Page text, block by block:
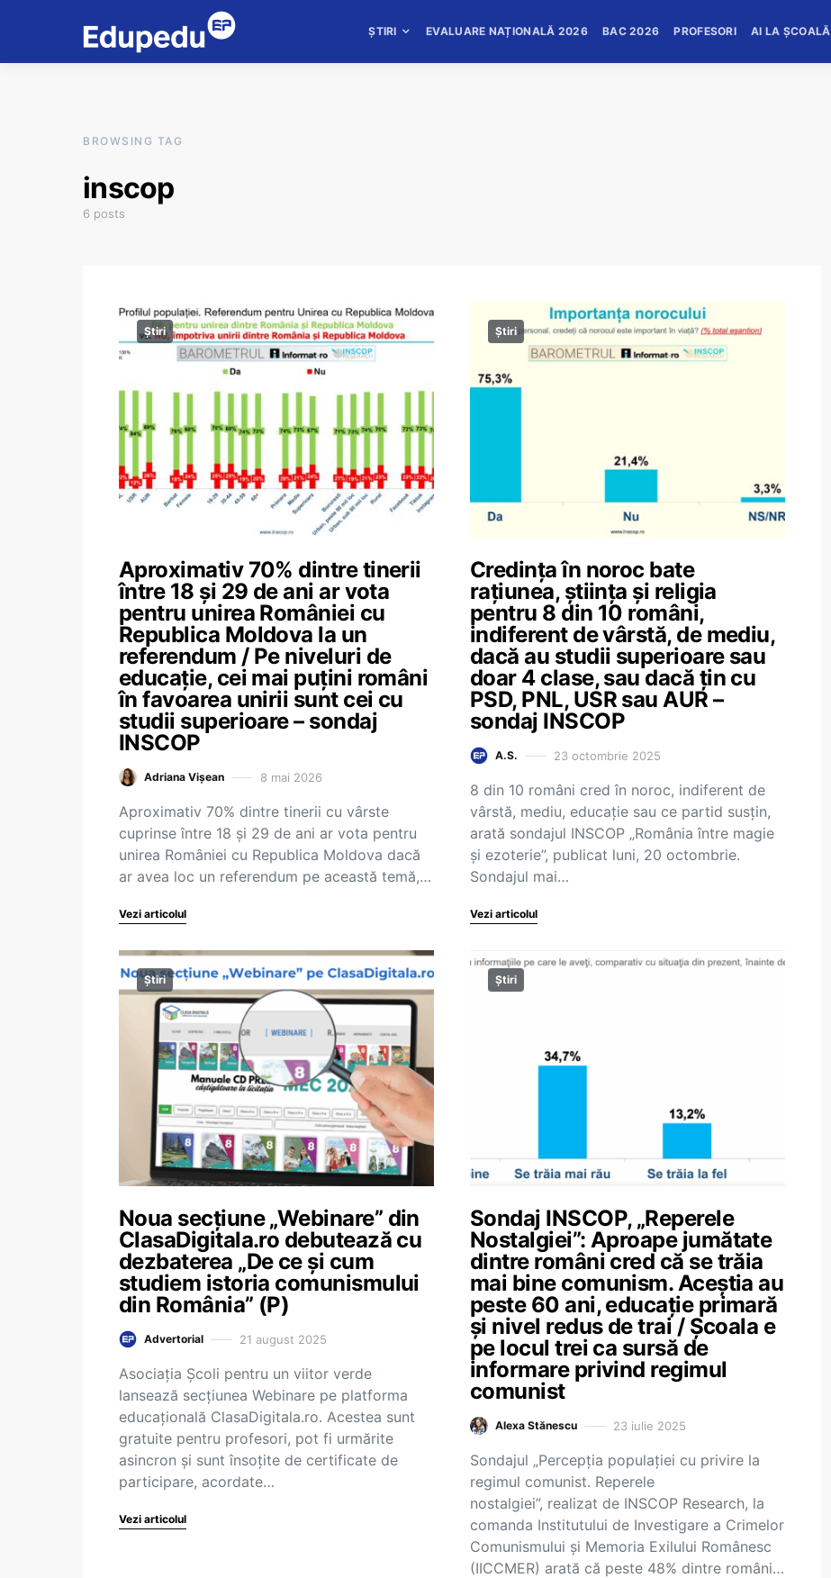
ȘTIRI EVALUARE NAȚIONALĂ 2026 BAC 2026 PROFESORI AI LA ȘCOALĂ
BROWSING TAG
inscop
6 posts
Știri
Aproximativ 70% dintre tinerii
între 18 și 29 de ani ar vota
pentru unirea României cu
Republica Moldova la un
referendum / Pe niveluri de
educație, cei mai puțini români
în favoarea unirii sunt cei cu
studii superioare – sondaj
INSCOP
Adriana Vișean 8 mai 2026
Aproximativ 70% dintre tinerii cu vârste
cuprinse între 18 și 29 de ani ar vota pentru
unirea României cu Republica Moldova dacă
ar avea loc un referendum pe această temă,…
Vezi articolul
Știri
Credința în noroc bate
rațiunea, știința și religia
pentru 8 din 10 români,
indiferent de vârstă, de mediu,
dacă au studii superioare sau
doar 4 clase, sau dacă țin cu
PSD, PNL, USR sau AUR –
sondaj INSCOP
A.S. 23 octombrie 2025
8 din 10 români cred în noroc, indiferent de
vârstă, mediu, educație sau ce partid susțin,
arată sondajul INSCOP „România între magie
și ezoterie”, publicat luni, 20 octombrie.
Sondajul mai…
Vezi articolul
Știri
Noua secțiune „Webinare” din
ClasaDigitala.ro debutează cu
dezbaterea „De ce și cum
studiem istoria comunismului
din România” (P)
Advertorial 21 august 2025
Asociația Școli pentru un viitor verde
lansează secțiunea Webinare pe platforma
educațională ClasaDigitala.ro. Acestea sunt
gratuite pentru profesori, pot fi urmărite
asincron și sunt însoțite de certificate de
participare, acordate…
Vezi articolul
Știri
Sondaj INSCOP, „Reperele
Nostalgiei”: Aproape jumătate
dintre români cred că se trăia
mai bine comunism. Aceștia au
peste 60 ani, educație primară
și nivel redus de trai / Școala e
pe locul trei ca sursă de
informare privind regimul
comunist
Alexa Stănescu 23 iulie 2025
Sondajul „Percepția populației cu privire la
regimul comunist. Reperele
nostalgiei”, realizat de INSCOP Research, la
comanda Institutului de Investigare a Crimelor
Comunismului și Memoria Exilului Românesc
(IICCMER) arată că peste 48% dintre români…